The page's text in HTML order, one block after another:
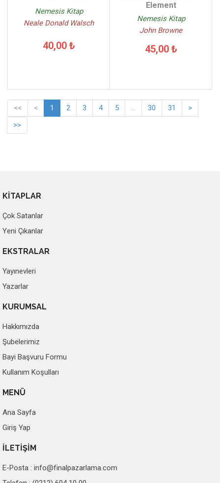
Nemesis Kitap
Neale Donald Walsch
40,00 ₺
Element
Nemesis Kitap
John Browne
45,00 ₺
<< < 1 2 3 4 5 ... 30 31
>
>>
KİTAPLAR
Çok Satanlar
Yeni Çıkanlar
EKSTRALAR
Yayınevleri
Yazarlar
KURUMSAL
Hakkımızda
Şubelerimiz
Bayi Başvuru Formu
Kullanım Koşulları
MENÜ
Ana Sayfa
Giriş Yap
İLETİŞİM
E-Posta : info@finalpazarlama.com